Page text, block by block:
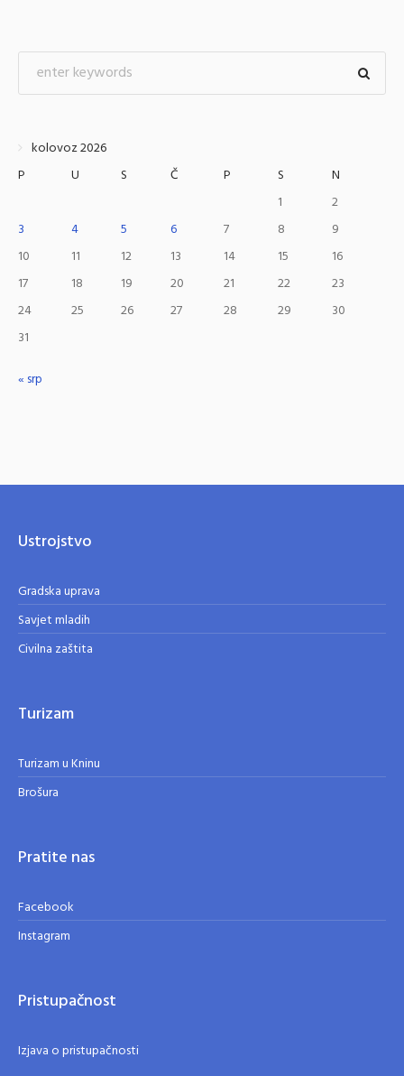
kolovoz 2026
P
U S Č P S
N
1
2
3
4 5 6 7 8
9
10
11 12 13 14 15
16
17
18 19 20 21 22
23
24
25 26 27 28 29
30
31
« srp
Ustrojstvo
Gradska uprava
Savjet mladih
Civilna zaštita
Turizam
Turizam u Kninu
Brošura
Pratite nas
Facebook
Instagram
Pristupačnost
Izjava o pristupačnosti